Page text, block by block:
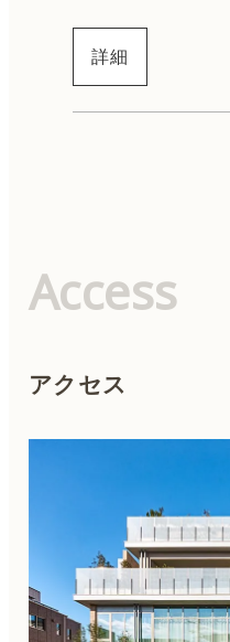
ハイドラジェントル
詳細
Access
アクセス